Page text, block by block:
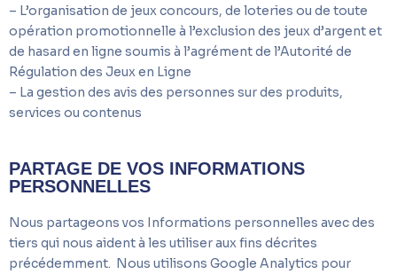
– L’organisation de jeux concours, de loteries ou de toute
opération promotionnelle à l’exclusion des jeux d’argent et
de hasard en ligne soumis à l’agrément de l’Autorité de
Régulation des Jeux en Ligne
– La gestion des avis des personnes sur des produits,
services ou contenus
PARTAGE DE VOS INFORMATIONS
PERSONNELLES
Nous partageons vos Informations personnelles avec des
tiers qui nous aident à les utiliser aux fins décrites
précédemment. Nous utilisons Google Analytics pour